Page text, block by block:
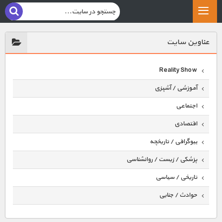
عناوين سايت
Reality Show
آموزشی / آشپزی
اجتماعی
اقتصادی
بیوگرافی / تاریخچه
پزشکی / زیست / روانشناسی
تاریخی / سیاسی
حوادث / جنایی